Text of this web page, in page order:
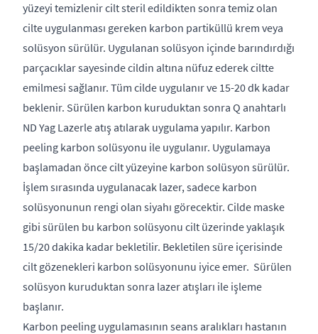
yüzeyi temizlenir cilt steril edildikten sonra temiz olan
cilte uygulanması gereken karbon partiküllü krem veya
solüsyon sürülür. Uygulanan solüsyon içinde barındırdığı
parçacıklar sayesinde cildin altına nüfuz ederek ciltte
emilmesi sağlanır. Tüm cilde uygulanır ve 15-20 dk kadar
beklenir. Sürülen karbon kuruduktan sonra Q anahtarlı
ND Yag Lazerle atış atılarak uygulama yapılır. Karbon
peeling karbon solüsyonu ile uygulanır. Uygulamaya
başlamadan önce cilt yüzeyine karbon solüsyon sürülür.
İşlem sırasında uygulanacak lazer, sadece karbon
solüsyonunun rengi olan siyahı görecektir. Cilde maske
gibi sürülen bu karbon solüsyonu cilt üzerinde yaklaşık
15/20 dakika kadar bekletilir. Bekletilen süre içerisinde
cilt gözenekleri karbon solüsyonunu iyice emer. Sürülen
solüsyon kuruduktan sonra lazer atışları ile işleme
başlanır.
Karbon peeling uygulamasının seans aralıkları hastanın